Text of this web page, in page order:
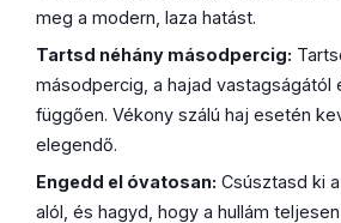
meg a modern, laza hatást.
Tartsd néhány másodpercig:
másodpercig, a hajad vastagságától
függően. Vékony szálú haj esetén
elegendő.
Engedd el óvatosan: Csúsztasd ki
alól, és hagyd, hogy a hullám